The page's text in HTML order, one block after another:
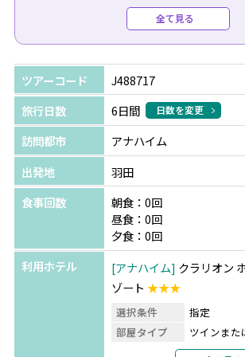
●復路送迎（専用車/日本語/空港チェック
付）：$490（1台あたり）
＼今だけの特典！／
ディズニーランド・リゾート テーマ・パー
購入の方へ
パーク内やキャラクターダイニングでご
フトカードをプレゼント！
※テーマ・パークチケット料金は日程によ
詳細はお問合せください。
全て見る
ツアーコード
J488717
旅行日数
6日間 日数を変更
訪問都市
アナハイム
出発地
羽田
食事回数
朝食：0回
昼食：0回
夕食：0回
利用ホテル
アナハイム クラリオン
ゾート ★★★
選択条件
指定
部屋タイプ
ツインまた
2名1室利用